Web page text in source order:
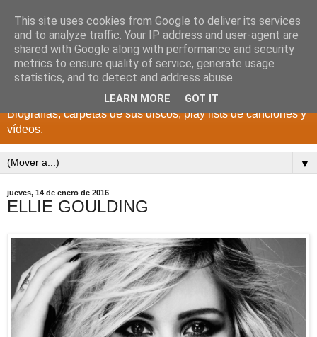
DISCOS PARA EL
RECUERDO
CANTANTES Y GRUPOS DE LOS AÑOS 1950 a 2022.
Biografías, carpetas de sus discos, play lists de canciones y
vídeos.
▼
jueves, 14 de enero de 2016
ELLIE GOULDING
This site uses cookies from Google to deliver its services
and to analyze traffic. Your IP address and user-agent are
shared with Google along with performance and security
metrics to ensure quality of service, generate usage
statistics, and to detect and address abuse.
LEARN MORE GOT IT